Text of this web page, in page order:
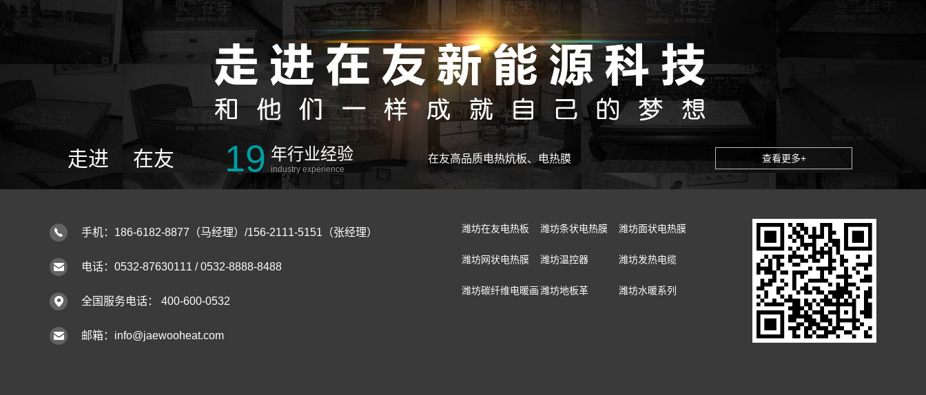
走进 在友 19 年行业经验
industry experience
在友高品质电热炕板、电热膜 查看更多+
手机：186-6182-8877（马经理）/156-2111-5151（张经理）
电话：0532-87630111 / 0532-8888-8488
全国服务电话： 400-600-0532
邮箱：info@jaewooheat.com
潍坊在友电热板 潍坊条状电热膜 潍坊面状电热膜
潍坊网状电热膜 潍坊温控器 潍坊发热电缆
潍坊碳纤维电暖画潍坊地板革 潍坊水暖系列